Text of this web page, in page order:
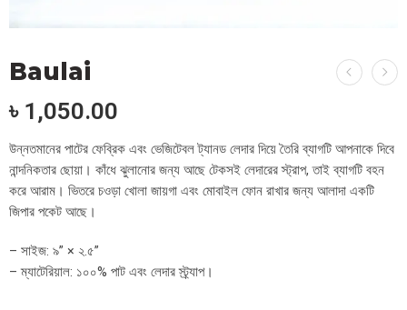
Baulai
৳ 1,050.00
উন্নতমানের পাটের ফেব্রিক এবং ভেজিটেবল ট্যানড লেদার দিয়ে তৈরি ব্যাগটি আপনাকে দিবে
নান্দনিকতার ছোয়া। কাঁধে ঝুলানোর জন্য আছে টেকসই লেদারের স্ট্রাপ, তাই ব্যাগটি বহন
করে আরাম। ভিতরে চওড়া খোলা জায়গা এবং মোবাইল ফোন রাখার জন্য আলাদা একটি
জিপার পকেট আছে।
– সাইজ: ৯” × ২.৫”
– ম্যাটেরিয়াল: ১০০% পাট এবং লেদার স্ট্র্যাপ।